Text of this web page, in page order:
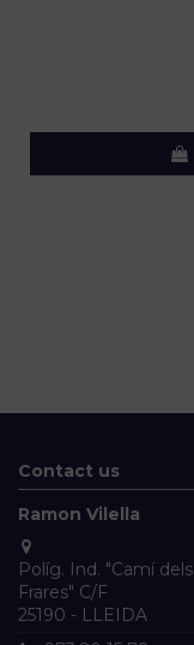
Contact us
Ramon Vilella
Políg. Ind. "Camí dels
Frares" C/F
25190 - LLEIDA